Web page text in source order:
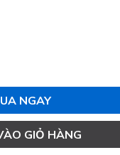
NGAY
GIỎ HÀNG